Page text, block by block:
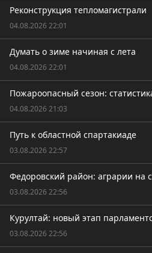
Реконструкция тепломагистрали
04.08.2026 22:01
Думать о зиме начиная с лета
04.08.2026 22:01
Пожароопасный сезон:
04.08.2026 21:03
Путь к областной спартакиаде
03.08.2026 22:57
Федоровский район: аграрии на
03.08.2026 22:56
Курултай: новый этап
03.08.2026 22:56